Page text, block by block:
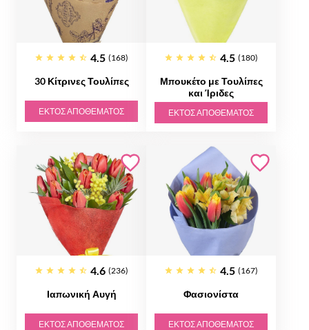
4.5 (168)
30 Κίτρινες Τουλίπες
ΕΚΤΌΣ ΑΠΟΘΈΜΑΤΟΣ
4.5 (180)
Μπουκέτο με Τουλίπες
και Ίριδες
ΕΚΤΌΣ ΑΠΟΘΈΜΑΤΟΣ
4.6 (236)
Ιαπωνική Αυγή
ΕΚΤΌΣ ΑΠΟΘΈΜΑΤΟΣ
4.5 (167)
Φασιονίστα
ΕΚΤΌΣ ΑΠΟΘΈΜΑΤΟΣ